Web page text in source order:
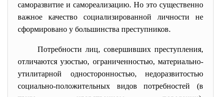
саморазвитие и самореализацию. Но это существенно
важное качество социализированной личности не
сформировано у большинства преступников.
Потребности лиц, совершивших преступления,
отличаются узостью, ограниченностью, материально-
утилитарной односторонностью, недоразвитостью
социально-положительных видов потребностей (в